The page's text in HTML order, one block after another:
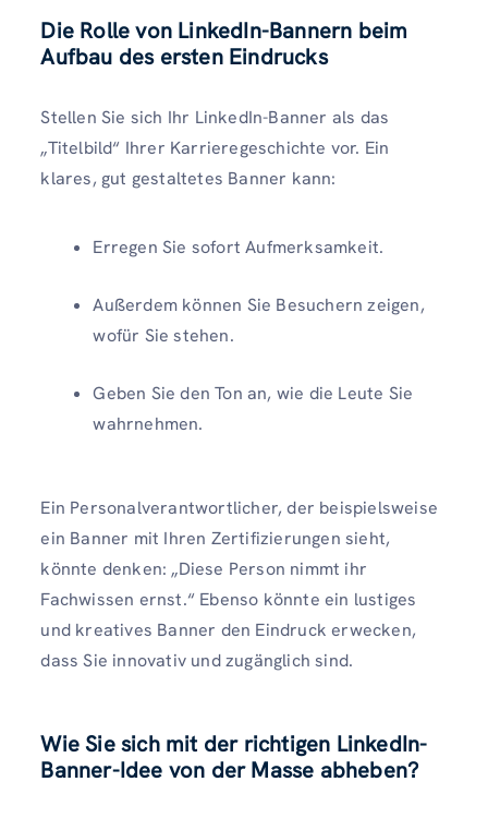
Die Rolle von LinkedIn-Bannern beim
Aufbau des ersten Eindrucks
Stellen Sie sich Ihr LinkedIn-Banner als das
„Titelbild“ Ihrer Karrieregeschichte vor. Ein
klares, gut gestaltetes Banner kann:
Erregen Sie sofort Aufmerksamkeit.
Außerdem können Sie Besuchern zeigen,
wofür Sie stehen.
Geben Sie den Ton an, wie die Leute Sie
wahrnehmen.
Ein Personalverantwortlicher, der beispielsweise
ein Banner mit Ihren Zertifizierungen sieht,
könnte denken: „Diese Person nimmt ihr
Fachwissen ernst.“ Ebenso könnte ein lustiges
und kreatives Banner den Eindruck erwecken,
dass Sie innovativ und zugänglich sind.
Wie Sie sich mit der richtigen LinkedIn-
Banner-Idee von der Masse abheben?